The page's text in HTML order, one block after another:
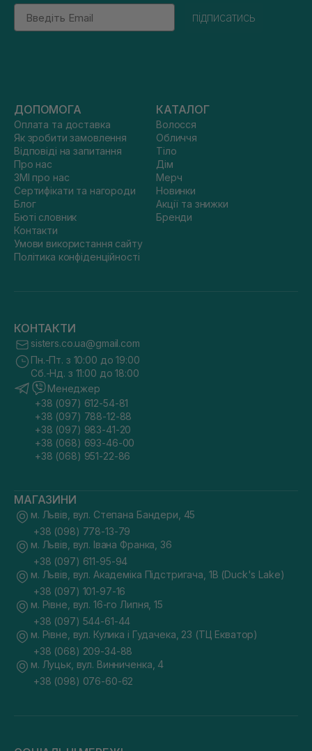
Email
підписатись
ДОПОМОГА
Оплата та доставка
Як зробити замовлення
Відповіді на запитання
Про нас
ЗМІ про нас
Сертифікати та нагороди
Блог
Бюті словник
Контакти
Умови використання сайту
Політика конфіденційності
КАТАЛОГ
Волосся
Обличчя
Тіло
Дім
Мерч
Новинки
Акції та знижки
Бренди
КОНТАКТИ
sisters.co.ua@gmail.com
Пн.-Пт. з 10:00 до 19:00
Сб.-Нд. з 11:00 до 18:00
Менеджер
+38 (097) 612-54-81
+38 (097) 788-12-88
+38 (097) 983-41-20
+38 (068) 693-46-00
+38 (068) 951-22-86
МАГАЗИНИ
м. Львів, вул. Степана Бандери, 45
+38 (098) 778-13-79
м. Львів, вул. Івана Франка, 36
+38 (097) 611-95-94
м. Львів, вул. Академіка Підстригача, 1В (Duck's Lake)
+38 (097) 101-97-16
м. Рівне, вул. 16-го Липня, 15
+38 (097) 544-61-44
м. Рівне, вул. Кулика і Гудачека, 23 (ТЦ Екватор)
+38 (068) 209-34-88
м. Луцьк, вул. Винниченка, 4
+38 (098) 076-60-62